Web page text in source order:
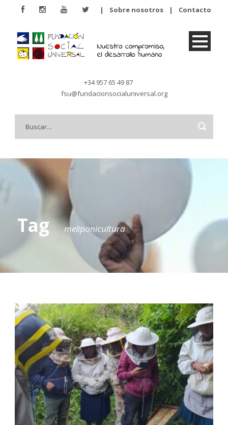
| Sobre nosotros | Contacto
+34 957 65 49 87
fsu@fundacionsocialuniversal.org
Tag meliponicultura